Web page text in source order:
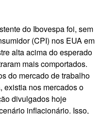
do Ibovespa foi, sem
(CPI) nos EUA em
alta acima do esperado
mais comportados.
do mercado de trabalho
existia nos mercados o
divulgados hoje
inflacionário. Isso,